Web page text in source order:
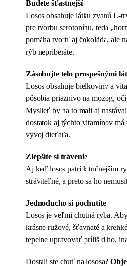
Budete šťastnejší
Losos obsahuje látku zvanú L-
pre tvorbu serotonínu, teda
pomáha tvoriť aj čokoláda, ale
rýb nepriberáte.
Zásobujte telo prospešnými
Losos obsahuje bielkoviny a
pôsobia priaznivo na mozog,
Myslieť by na to mali aj
dostatok aj týchto vitamínov
vývoj dieťaťa.
Zlepšíte si trávenie
Aj keď losos patrí k tučnejším
stráviteľné, a preto sa ho
Jednoducho si pochutíte
Losos je veľmi chutná ryba.
krásne ružové, šťavnaté a
tepelne upravovať príliš dlho,
Dostali ste chuť na lososa?